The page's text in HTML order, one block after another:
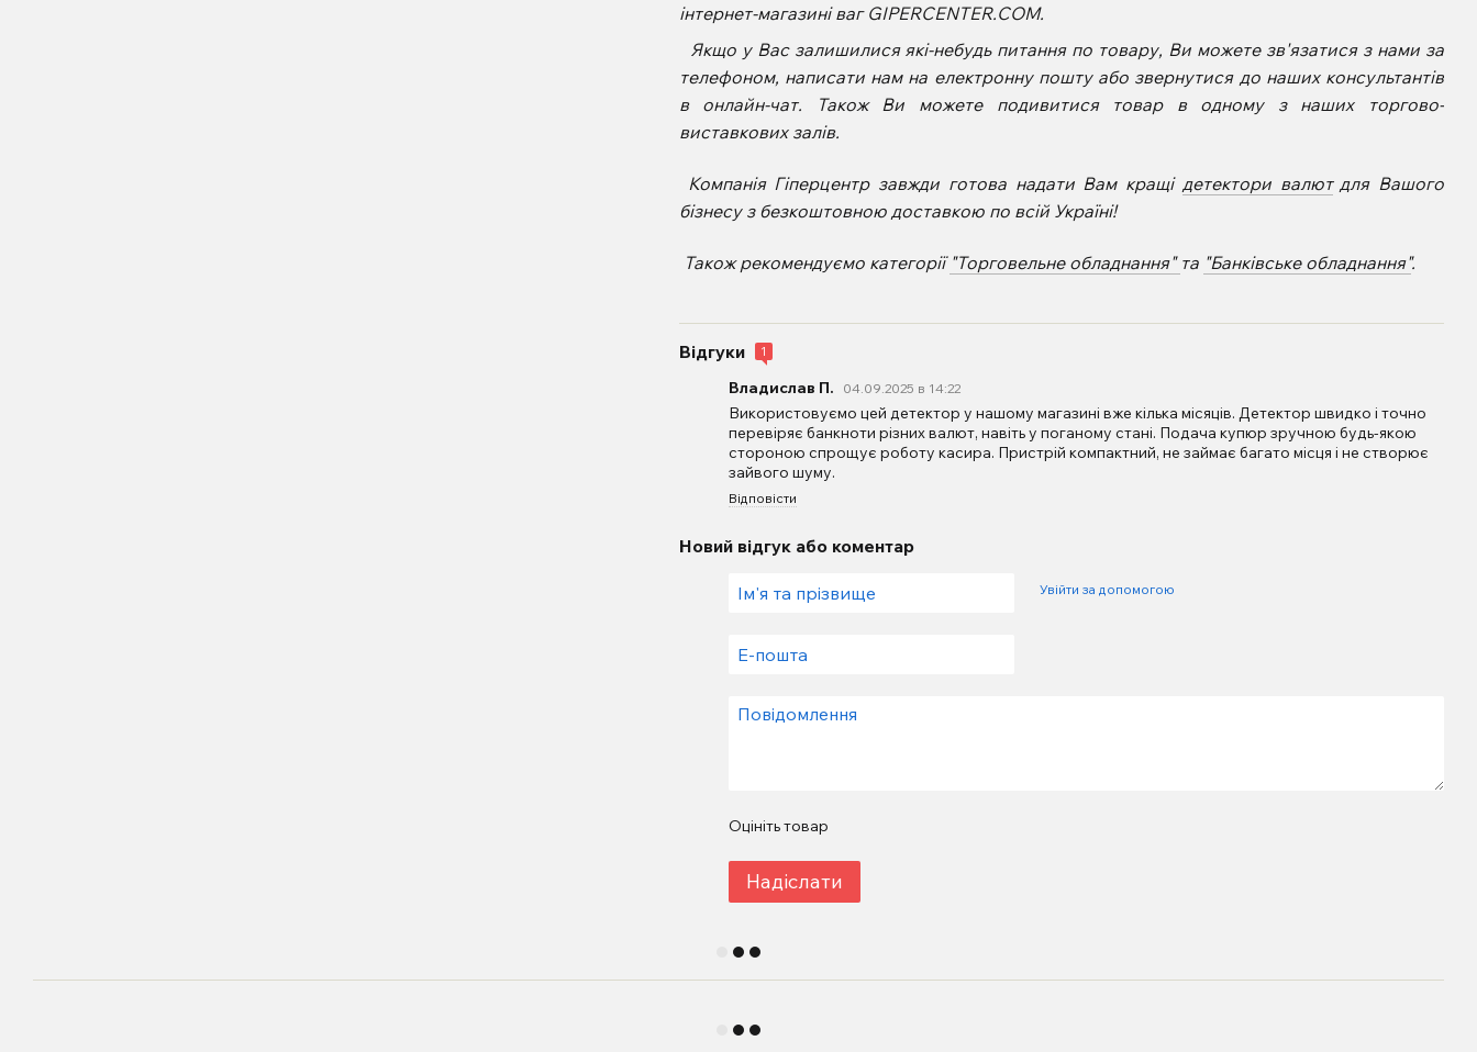
інтернет-магазині ваг GIPERCENTER.COM.
Якщо у Вас залишилися які-небудь питання по товару, Ви можете зв'язатися з нами за
телефоном, написати нам на електронну пошту або звернутися до наших консультантів
в онлайн-чат. Також Ви можете подивитися товар в одному з наших торгово-
виставкових залів.
Компанія Гіперцентр завжди готова надати Вам кращі детектори валют для Вашого
бізнесу з безкоштовною доставкою по всій Україні!
Також рекомендуємо категорії "Торговельне обладнання" та "Банківське обладнання".
Відгуки 1
Владислав П. 04.09.2025 в 14:22
Використовуємо цей детектор у нашому магазині вже кілька місяців. Детектор швидко і точно
перевіряє банкноти різних валют, навіть у поганому стані. Подача купюр зручною будь-якою
стороною спрощує роботу касира. Пристрій компактний, не займає багато місця і не створює
зайвого шуму.
Відповісти
Новий відгук або коментар
Увійти за допомогою
Оцініть товар
Надіслати